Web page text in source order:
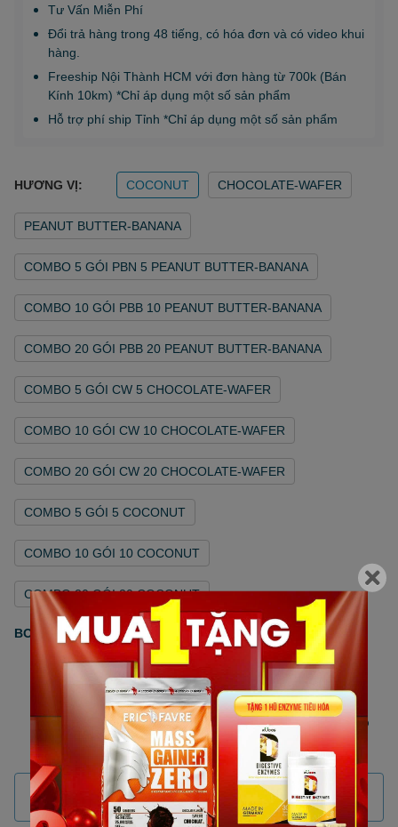
Tư Vấn Miễn Phí
Đổi trả hàng trong 48 tiếng, có hóa đơn và có video khui
hàng.
Freeship Nội Thành HCM với đơn hàng từ 700k (Bán
Kính 10km) *Chỉ áp dụng một số sản phẩm
Hỗ trợ phí ship Tỉnh *Chỉ áp dụng một số sản phẩm
HƯƠNG VỊ: COCONUT CHOCOLATE-WAFER
PEANUT BUTTER-BANANA
COMBO 5 GÓI PBN 5 PEANUT BUTTER-BANANA
COMBO 10 GÓI PBB 10 PEANUT BUTTER-BANANA
COMBO 20 GÓI PBB 20 PEANUT BUTTER-BANANA
COMBO 5 GÓI CW 5 CHOCOLATE-WAFER
COMBO 10 GÓI CW 10 CHOCOLATE-WAFER
COMBO 20 GÓI CW 20 CHOCOLATE-WAFER
COMBO 5 GÓI 5 COCONUT
COMBO 10 GÓI 10 COCONUT
COMBO 20 GÓI 20 COCONUT
BOOSTER WHEY PROTEIN
Bổ sung protein với giá trị dinh dưỡng cao
Với việc bổ sung dầu MCT
Không thêm đường hoặc aspartame
Hỗ trợ hiệu quả sự phát triển của khối lượng cơ bắp
Hết hàng